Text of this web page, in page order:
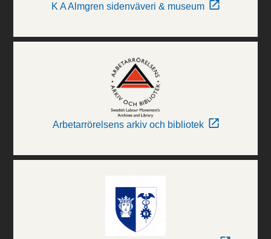
K A Almgren sidenväveri & museum
Arbetarrörelsens arkiv och bibliotek